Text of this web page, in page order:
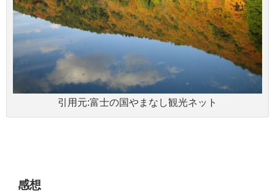
引用元:富士の国やまなし観光ネット
感想